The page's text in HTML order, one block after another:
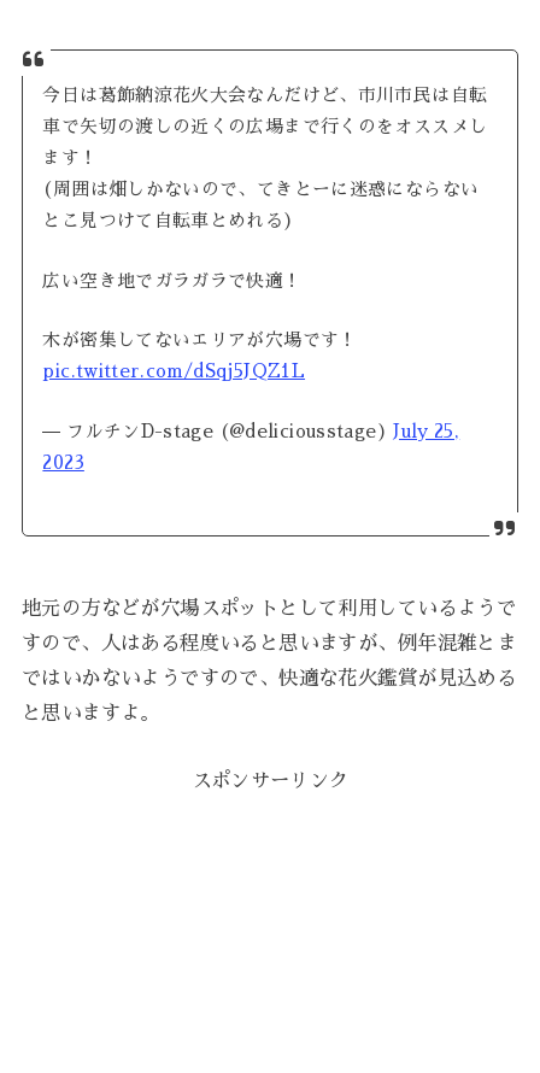
今日は葛飾納涼花火大会なんだけど、市川市民は自転
車で矢切の渡しの近くの広場まで行くのをオススメし
ます！
(周囲は畑しかないので、てきとーに迷惑にならない
とこ見つけて自転車とめれる)
広い空き地でガラガラで快適！
木が密集してないエリアが穴場です！
pic.twitter.com/dSqj5JQZ1L
— フルチンD-stage (@deliciousstage) July 25,
2023
地元の方などが穴場スポットとして利用しているようで
すので、人はある程度いると思いますが、例年混雑とま
ではいかないようですので、快適な花火鑑賞が見込める
と思いますよ。
スポンサーリンク